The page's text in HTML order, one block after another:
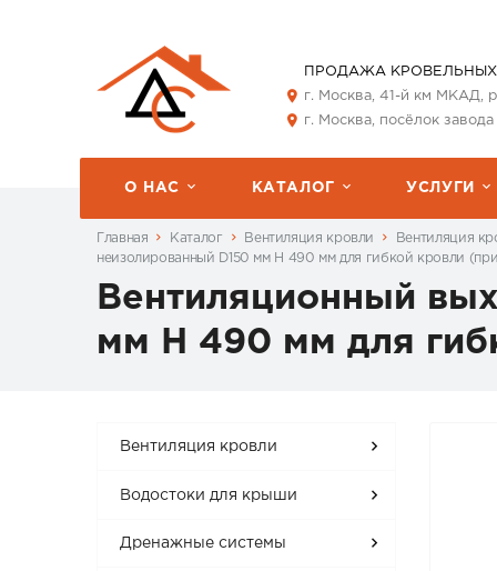
ПРОДАЖА
г. Москва, 41-й км МКАД,
г. Москва, посёлок
О НАС КАТАЛОГ УСЛУГИ
Главная Каталог Вентиляция кровли Вентиляция
неизолированный D150 мм Н 490 мм для гибкой кровли
Вентиляционный
мм Н 490 мм для
Вентиляция кровли
Водостоки для крыши
Дренажные системы